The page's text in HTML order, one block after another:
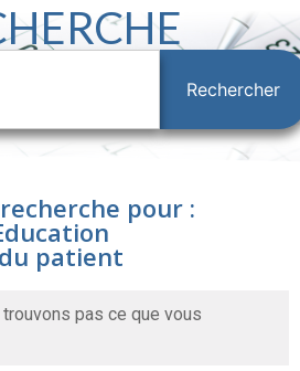
Rechercher
pour :
patient
pas ce que vous